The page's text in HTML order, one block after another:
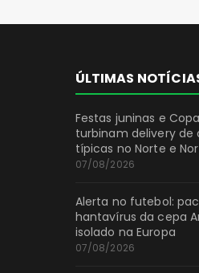
ÚLTIMAS
Festas juninas e
turbinam delivery de
típicas no Norte e
07/08/2026
Alerta no futebol:
hantavírus da cepa
isolado na Europa
07/08/2026